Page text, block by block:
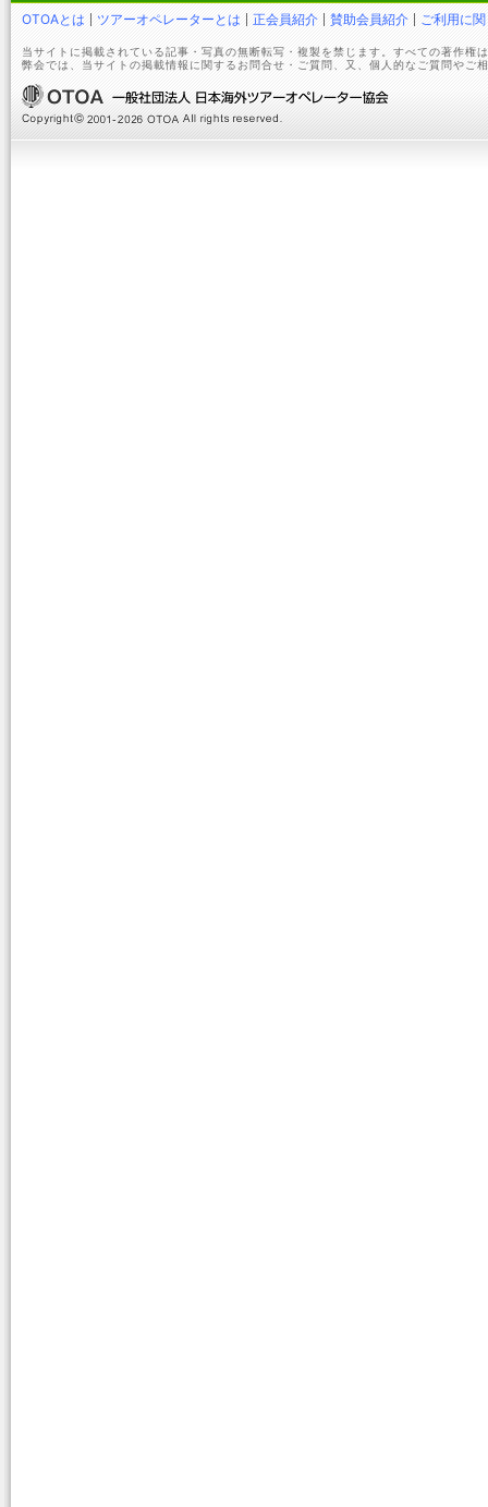
OTOAとは ツアーオペレーターとは 正会員紹介 賛助会員紹介 ご利用に
当サイトに掲載されている記事・写真の無断転写・複製を禁じます。すべての著作権
弊会では、当サイトの掲載情報に関するお問合せ・ご質問、又、個人的なご質問やご